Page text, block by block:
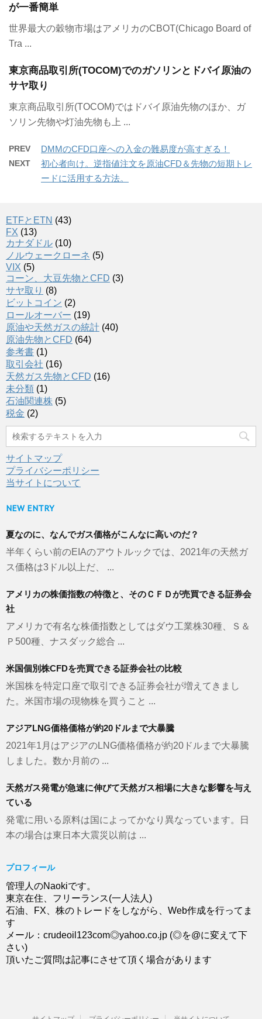
が一番簡単
世界最大の穀物市場はアメリカのCBOT(Chicago Board of
Tra ...
東京商品取引所(TOCOM)でのガソリンとドバイ原油の
サヤ取り
東京商品取引所(TOCOM)ではドバイ原油先物のほか、ガ
ソリン先物や灯油先物も上 ...
PREV DMMのCFD口座への入金の難易度が高すぎる！
NEXT
初心者向け。逆指値注文を原油CFD＆先物の短期トレ
ードに活用する方法。
ETFとETN (43)
FX (13)
カナダドル (10)
ノルウェークローネ (5)
VIX (5)
コーン、大豆先物とCFD (3)
サヤ取り (8)
ビットコイン (2)
ロールオーバー (19)
原油や天然ガスの統計 (40)
原油先物とCFD (64)
参考書 (1)
取引会社 (16)
天然ガス先物とCFD (16)
未分類 (1)
石油関連株 (5)
税金 (2)
サイトマップ
プライバシーポリシー
当サイトについて
NEW ENTRY
夏なのに、なんでガス価格がこんなに高いのだ？
半年くらい前のEIAのアウトルックでは、2021年の天然ガ
ス価格は3ドル以上だ、 ...
アメリカの株価指数の特徴と、そのＣＦＤが売買できる証券会
社
アメリカで有名な株価指数としてはダウ工業株30種、Ｓ＆
Ｐ500種、ナスダック総合 ...
米国個別株CFDを売買できる証券会社の比較
米国株を特定口座で取引できる証券会社が増えてきまし
た。米国市場の現物株を買うこと ...
アジアLNG価格価格が約20ドルまで大暴騰
2021年1月はアジアのLNG価格価格が約20ドルまで大暴騰
しました。数か月前の ...
天然ガス発電が急速に伸びて天然ガス相場に大きな影響を与え
ている
発電に用いる原料は国によってかなり異なっています。日
本の場合は東日本大震災以前は ...
プロフィール
管理人のNaokiです。
東京在住、フリーランス(一人法人)
石油、FX、株のトレードをしながら、Web作成を行ってま
す
メール：crudeoil123com◎yahoo.co.jp (◎を@に変えて下
さい)
頂いたご質問は記事にさせて頂く場合があります